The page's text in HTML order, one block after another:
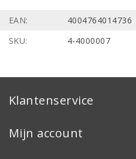
EAN:
4004764014736
SKU:
4-4000007
Klantenservice
Mijn account